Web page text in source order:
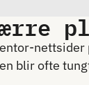
blir ofte